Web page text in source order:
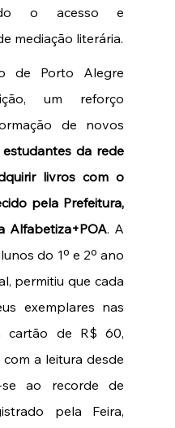
o acesso e
de Porto Alegre
um reforço
de novos
da rede
livros com o
pela Prefeitura,
Alfabetiza+POA. A
do 1º e 2º ano
permitiu que cada
exemplares nas
cartão de R$ 60,
a leitura desde
ao recorde de
pela Feira,